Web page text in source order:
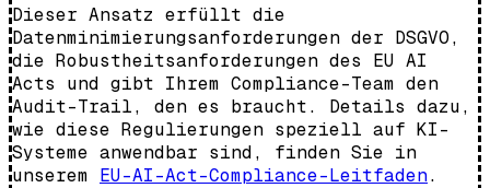
Dieser Ansatz erfüllt die
Datenminimierungsanforderungen der DSGVO,
die Robustheitsanforderungen des EU AI
Acts und gibt Ihrem Compliance-Team den
Audit-Trail, den es braucht. Details dazu,
wie diese Regulierungen speziell auf KI-
Systeme anwendbar sind, finden Sie in
unserem EU-AI-Act-Compliance-Leitfaden.